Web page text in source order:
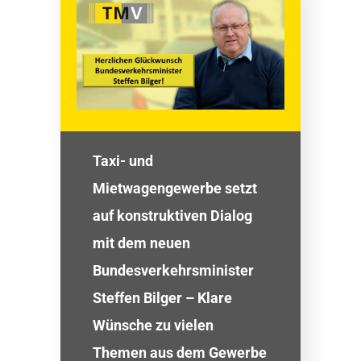
Taxi- und
Mietwagengewerbe setzt
auf konstruktiven Dialog
mit dem neuen
Bundesverkehrsminister
Steffen Bilger – Klare
Wünsche zu vielen
Themen aus dem Gewerbe